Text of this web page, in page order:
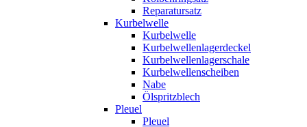
Reparatursatz
Kurbelwelle
Kurbelwelle
Kurbelwellenlagerdeckel
Kurbelwellenlagerschale
Kurbelwellenscheiben
Nabe
Ölspritzblech
Pleuel
Pleuel